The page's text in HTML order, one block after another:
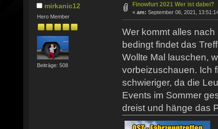
mirkanic12
Hero Member
Beiträge: 508
Finowfurt 2021 Wer ist dabei?
« am: September 06, 2021,
Wer kommt alles
bedingt findet das
Wollte Mal lauschen,
vorbeizuschauen. Ich
schwieriger, da die
Events im Sommer
dreist und hänge das